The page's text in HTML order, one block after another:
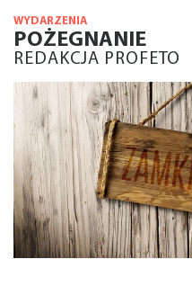
WYDARZENIA
POŻEGNANIE
REDAKCJA PROFETO